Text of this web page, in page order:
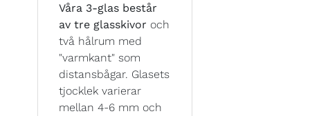
Våra 3-glas består
av tre glasskivor och
två hålrum med
"varmkant" som
distansbågar. Glasets
tjocklek varierar
mellan 4-6 mm och